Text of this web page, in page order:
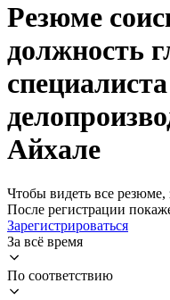
Резюме
должность
Айхале
Чтобы видеть все резюме,
После регистрации
Зарегистрироваться
За всё время
По соответствию